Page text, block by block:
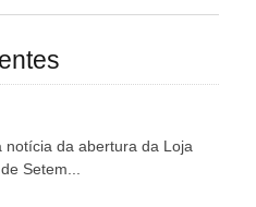
notícia da abertura da Loja
Setem...